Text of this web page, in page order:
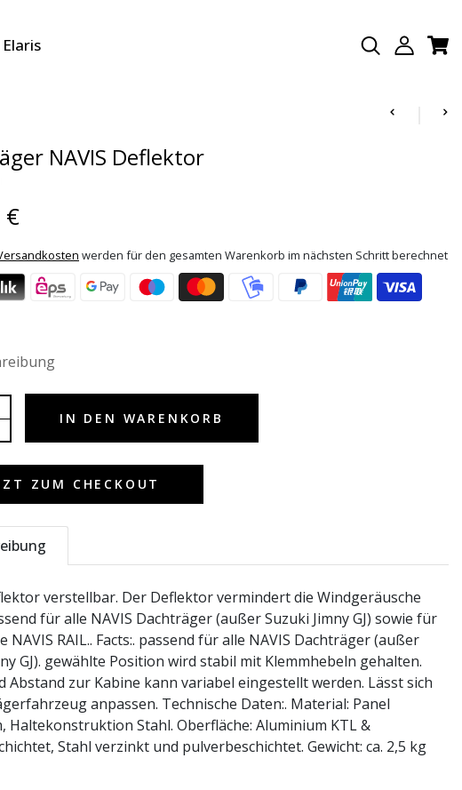
Elaris
NAVIS Deflektor
€
werden für den gesamten Warenkorb im nächsten Schritt berechnet
IN DEN WARENKORB
ZUM CHECKOUT
verstellbar. Der Deflektor vermindert die Windgeräusche
für alle NAVIS Dachträger (außer Suzuki Jimny GJ) sowie für
NAVIS RAIL.. Facts:. passend für alle NAVIS Dachträger (außer
GJ). gewählte Position wird stabil mit Klemmhebeln gehalten.
Abstand zur Kabine kann variabel eingestellt werden. Lässt sich
anpassen. Technische Daten:. Material: Panel
Haltekonstruktion Stahl. Oberfläche: Aluminium KTL &
Stahl verzinkt und pulverbeschichtet. Gewicht: ca. 2,5 kg